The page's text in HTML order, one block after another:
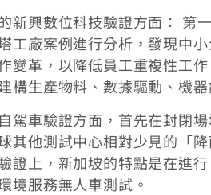
新興數位科技驗證方面： 第
工廠案例進行分析，發現中
變革，以降低員工重複性工
構生產物料、數據驅動、機
駕車驗證方面，首先在封閉
其他測試中心相對少見的「
證上，新加坡的特點是在進
境服務無人車測試。